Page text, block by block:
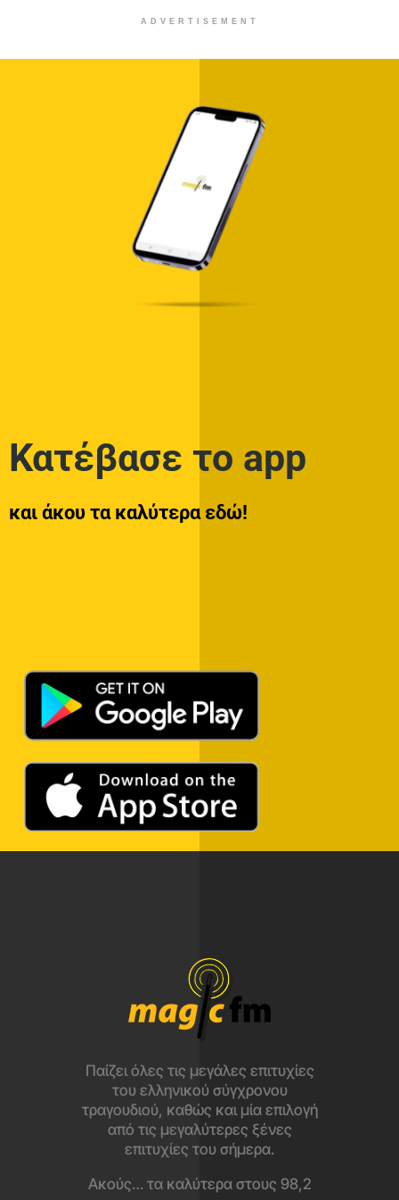
ADVERTISEMENT
Κατέβασε το app
και άκου τα καλύτερα εδώ!
Παίζει όλες τις μεγάλες επιτυχίες
του ελληνικού σύγχρονου
τραγουδιού, καθώς και μία επιλογή
από τις μεγαλύτερες ξένες
επιτυχίες του σήμερα.
Ακούς… τα καλύτερα στους 98,2